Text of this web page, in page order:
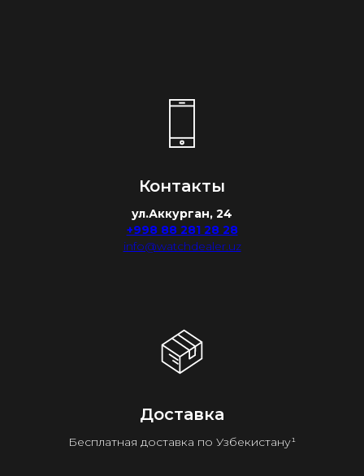
Контакты
ул.Аккурган, 24
+998 88 281 28 28
info@watchdealer.uz
Доставка
Бесплатная доставка по Узбекистану¹